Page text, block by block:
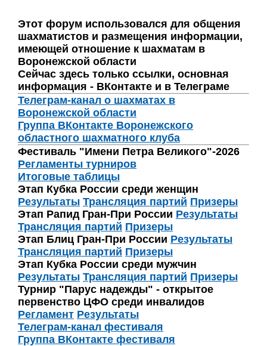
Этот форум использовался для общения
шахматистов и размещения информации,
имеющей отношение к шахматам в
Воронежской области
Сейчас здесь только ссылки, основная
информация - ВКонтакте и в Телеграме
Телеграм-канал о шахматах в
Воронежской области
Группа ВКонтакте Воронежского
областного шахматного клуба
Фестиваль "Имени Петра Великого"-2026
Регламенты турниров
Итоговые таблицы
Этап Кубка России среди женщин
Результаты Трансляция партий Призеры
Этап Рапид Гран-При России Результаты
Трансляция партий Призеры
Этап Блиц Гран-При России Результаты
Трансляция партий Призеры
Этап Кубка России среди мужчин
Результаты Трансляция партий Призеры
Турнир "Парус надежды" - открытое
первенство ЦФО среди инвалидов
Регламент Результаты
Телеграм-канал фестиваля
Группа ВКонтакте фестиваля